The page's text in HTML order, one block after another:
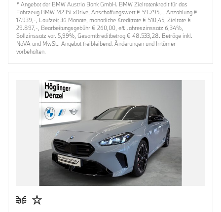
* Angebot der BMW Austria Bank GmbH. BMW Zielratenkredit für das
Fahrzeug BMW M235i xDrive, Anschaffungswert € 59.795,-, Anzahlung €
17.939,-, Laufzeit 36 Monate, monatliche Kreditrate € 510,45, Zielrate €
29.897,-, Bearbeitungsgebühr € 260,00, eff. Jahreszinssatz 6,34%,
Sollzinssatz var. 5,99%, Gesamtkreditbetrag € 48.533,28. Beträge inkl.
NoVA und MwSt.. Angebot freibleibend. Änderungen und Irrtümer
vorbehalten.